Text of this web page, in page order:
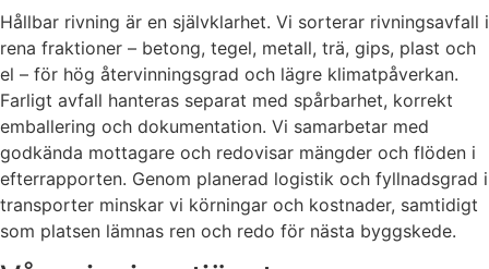
Hållbar rivning är en självklarhet. Vi sorterar rivningsavfall i
rena fraktioner – betong, tegel, metall, trä, gips, plast och
el – för hög återvinningsgrad och lägre klimatpåverkan.
Farligt avfall hanteras separat med spårbarhet, korrekt
emballering och dokumentation. Vi samarbetar med
godkända mottagare och redovisar mängder och flöden i
efterrapporten. Genom planerad logistik och fyllnadsgrad i
transporter minskar vi körningar och kostnader, samtidigt
som platsen lämnas ren och redo för nästa byggskede.